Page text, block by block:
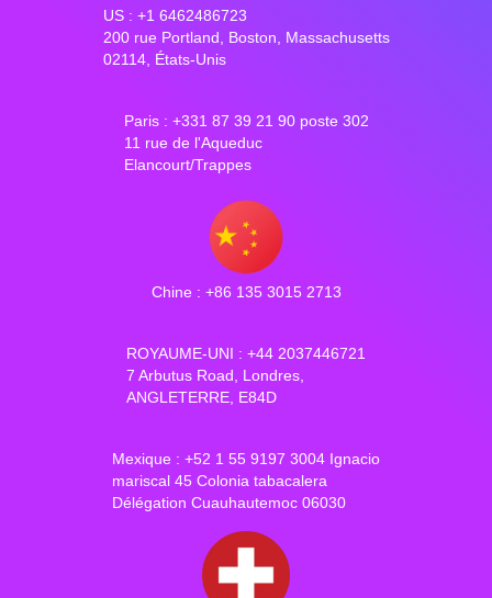
US : +1 6462486723
200 rue Portland, Boston, Massachusetts
02114, États-Unis
Paris : +331 87 39 21 90 poste 302
11 rue de l'Aqueduc
Elancourt/Trappes
Chine : +86 135 3015 2713
ROYAUME-UNI : +44 2037446721
7 Arbutus Road, Londres,
ANGLETERRE, E84D
Mexique : +52 1 55 9197 3004 Ignacio
mariscal 45 Colonia tabacalera
Délégation Cuauhautemoc 06030